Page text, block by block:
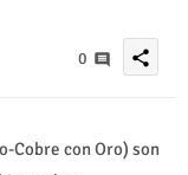
0 share
Cobre con Oro) son